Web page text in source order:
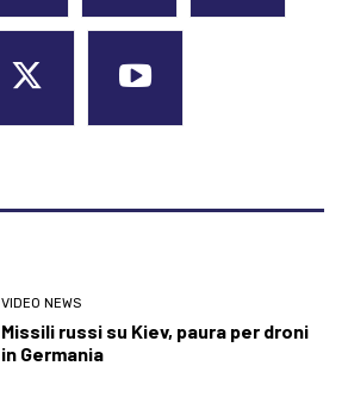
VIDEO NEWS
Missili russi su Kiev, paura per droni
in Germania